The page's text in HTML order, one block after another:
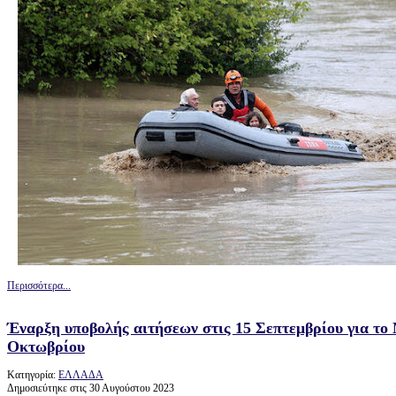
Περισσότερα...
Έναρξη υποβολής αιτήσεων στις 15 Σεπτεμβρίου για
Οκτωβρίου
Κατηγορία: ΕΛΛΑΔΑ
Δημοσιεύτηκε στις 30 Αυγούστου 2023